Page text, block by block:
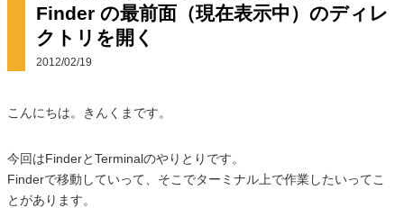
Finder の最前面（現在表示中）のディレ
クトリを開く
2012/02/19
こんにちは。きんくまです。
今回はFinderとTerminalのやりとりです。
Finderで移動していって、そこでターミナル上で作業したいってこ
とがあります。